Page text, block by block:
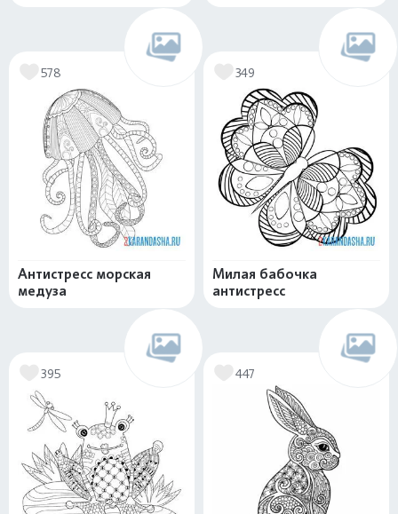
578
Антистресс морская
медуза
349
Милая бабочка
антистресс
395 447